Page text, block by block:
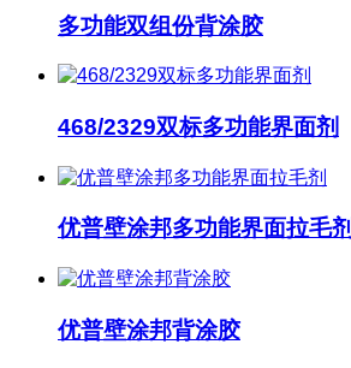
多功能双组份背涂胶
468/2329双标多功能界面剂
优普壁涂邦多功能界面拉毛剂
优普壁涂邦背涂胶